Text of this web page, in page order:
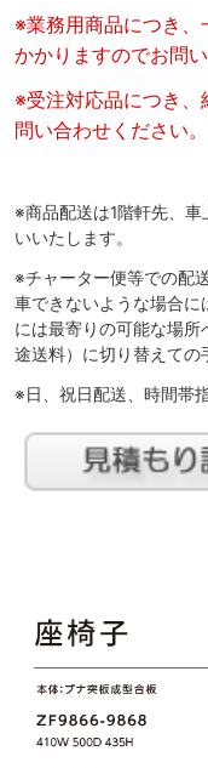
※業務用商品につき
かかりますのでお問
※受注対応品につき、
問い合わせください。
※商品配送は1階軒先、
いいたします。
※チャーター便等での配
車できないような場合に
には最寄りの可能な場所
途送料）に切り替えての
※日、祝日配送、時間帯